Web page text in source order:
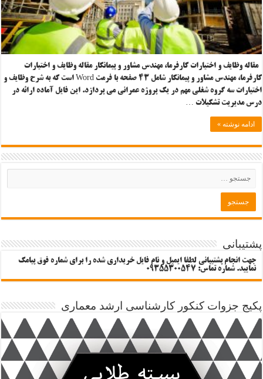
مقاله وظایف و اختیارات کارفرما، مهندس مشاور و پیمانکار مقاله وظایف و اختیارات
کارفرما، مهندس مشاور و پیمانکار شامل ۴۳ صفحه با فرمت Word است که به شرح وظایف و
اختیارات سه گروه شغلی مهم در یک پروژه عمرانی می پردازد. این فایل آماده ارائه در
درس مدیریت تشکیلات …
ادامه نوشته »
پشتیبانی
جهت انجام پشتیبانی لطفا ایمیل و نام فایل خریداری شده را برای شماره فوق پیامک
نمایید. شماره تماس: 09355300547
پکیج جزوات کنکور کارشناسی ارشد معماری